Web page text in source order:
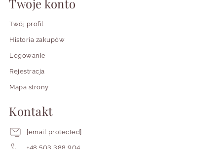
Twoje konto
Twój profil
Historia zakupów
Logowanie
Rejestracja
Mapa strony
Kontakt
[email protected]